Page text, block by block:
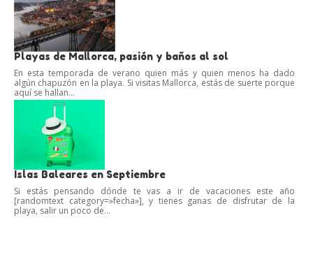
Playas de Mallorca, pasión y baños al sol
En esta temporada de verano quien más y quien menos ha dado
algún chapuzón en la playa. Si visitas Mallorca, estás de suerte porque
aquí se hallan...
Islas Baleares en Septiembre
Si estás pensando dónde te vas a ir de vacaciones este año
[randomtext category=»fecha»], y tienes ganas de disfrutar de la
playa, salir un poco de...